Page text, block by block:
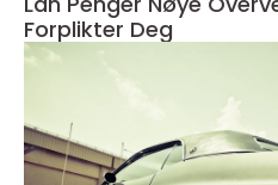
Forplikter Deg